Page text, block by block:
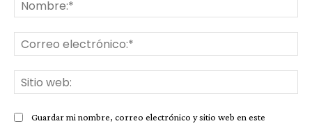
Guardar mi nombre, correo electrónico y sitio web en este